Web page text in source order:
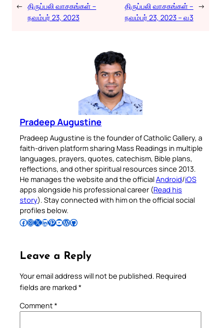
← திருப்பலி வாசகங்கள் –
நவம்பர் 23, 2023
திருப்பலி வாசகங்கள் –
நவம்பர் 23, 2023 – வ3
→
Pradeep Augustine
Pradeep Augustine is the founder of Catholic Gallery, a
faith-driven platform sharing Mass Readings in multiple
languages, prayers, quotes, catechism, Bible plans,
reflections, and other spiritual resources since 2013.
He manages the website and the officialAndroid/iOS
apps alongside his professional career (Read his
story). Stay connected with him on the official social
profiles below.
Follow Pradeep on Facebook Follow Pradeep on InstagramFollow Pradeep on X Follow Pradeep on LinkedIn Follow Pradeep on Pinterest Subscribe to Pradeep’s Youtube Channel Follow Pradeep on WordPress Follow Pradeep on GitHub
Leave a Reply
Your email address will not be published. Required
fields are marked *
Comment*